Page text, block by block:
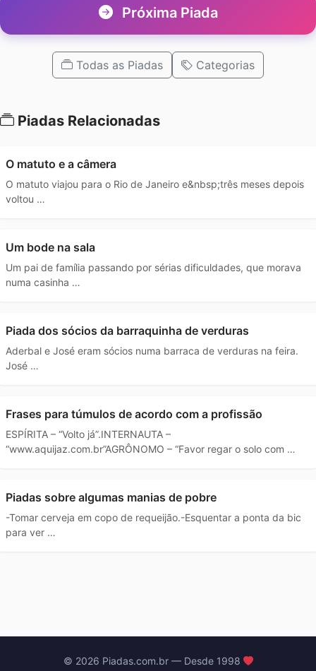
Próxima Piada
Todas as Piadas Categorias
Piadas Relacionadas
O matuto e a câmera
O matuto viajou para o Rio de Janeiro e&nbsp;três meses depois
voltou …
Um bode na sala
Um pai de família passando por sérias dificuldades, que morava
numa casinha …
Piada dos sócios da barraquinha de verduras
Aderbal e José eram sócios numa barraca de verduras na feira.
José …
Frases para túmulos de acordo com a profissão
ESPÍRITA – “Volto já”.INTERNAUTA –
“www.aquijaz.com.br”AGRÔNOMO – “Favor regar o solo com …
Piadas sobre algumas manias de pobre
-Tomar cerveja em copo de requeijão.-Esquentar a ponta da bic
para ver …
© 2026 Piadas.com.br — Desde 1998